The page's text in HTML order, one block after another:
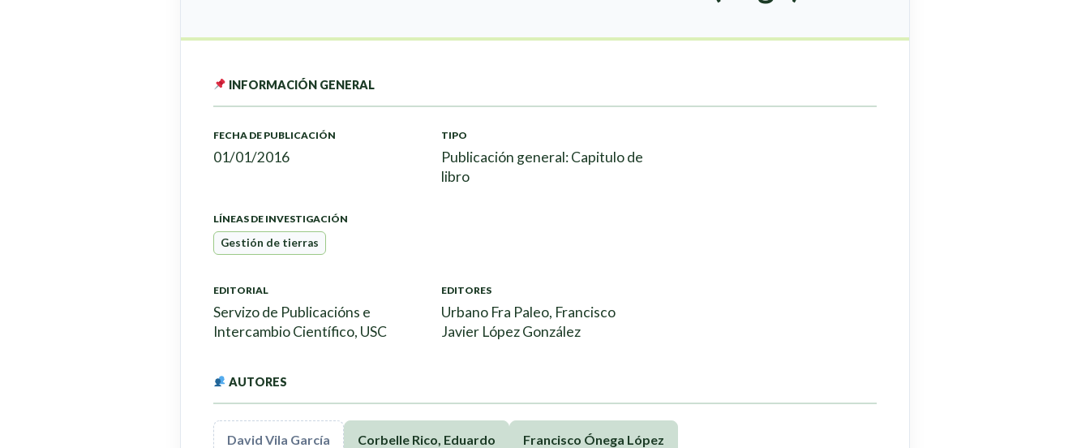
INFORMACIÓN GENERAL
FECHA DE PUBLICACIÓN
01/01/2016
TIPO
Publicación general: Capitulo de
libro
LÍNEAS DE INVESTIGACIÓN
Gestión de tierras
EDITORIAL
Servizo de Publicacións e
Intercambio Científico, USC
EDITORES
Urbano Fra Paleo, Francisco
Javier López González
AUTORES
David Vila García Corbelle Rico, Eduardo Francisco Ónega López